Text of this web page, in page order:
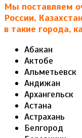
Мы поставляем
России,
в такие города,
Абакан
Актобе
Альметьевск
Андижан
Архангельск
Астана
Астрахань
Белгород